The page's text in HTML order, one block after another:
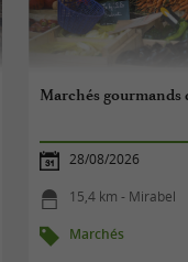
Marchés gourmands
28/08/2026
15,4 km - Mirabel
Marchés